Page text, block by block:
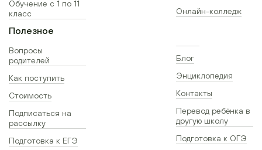
Обучение с 1 по 11
класс
Онлайн-колледж
Полезное
Вопросы
родителей
Как поступить
Стоимость
Подписаться на
рассылку
Подготовка к ЕГЭ
Блог
Энциклопедия
Контакты
Перевод ребёнка в
другую школу
Подготовка к ОГЭ